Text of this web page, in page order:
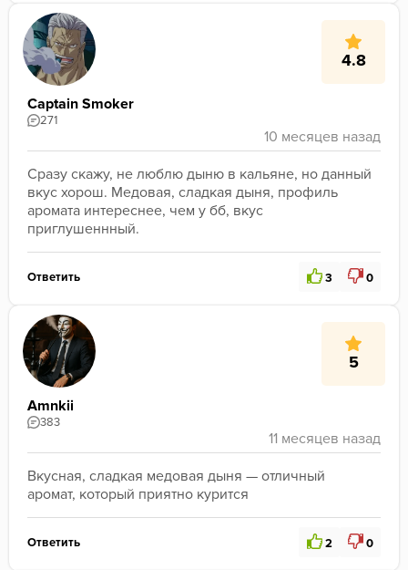
4.8
Captain Smoker
271
Сразу скажу, не люблю дыню в кальяне, но данный
вкус хорош. Медовая, сладкая дыня, профиль
аромата интереснее, чем у бб, вкус
приглушеннный.
Ответить 3 0
5
Amnkii
383
Вкусная, сладкая медовая дыня — отличный
аромат, который приятно курится
Ответить 2 0